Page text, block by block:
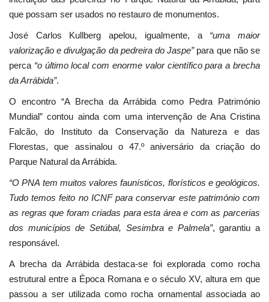
que possam ser usados no restauro de monumentos.
José Carlos Kullberg apelou, igualmente, a “uma maior
valorização e divulgação da pedreira do Jaspe”para que não se
perca“o último local com enorme valor científico para a brecha
da Arrábida”.
O encontro “A Brecha da Arrábida como Pedra Património
Mundial” contou ainda com uma intervenção de Ana Cristina
Falcão, do Instituto da Conservação da Natureza e das
Florestas, que assinalou o 47.º aniversário da criação do
Parque Natural da Arrábida.
“O PNA tem muitos valores faunísticos, florísticos e geológicos.
Tudo temos feito no ICNF para conservar este património com
as regras que foram criadas para esta área e com as parcerias
dos municípios de Setúbal, Sesimbra e Palmela”, garantiu a
responsável.
A brecha da Arrábida destaca-se foi explorada como rocha
estrutural entre a Época Romana e o século XV, altura em que
passou a ser utilizada como rocha ornamental associada ao